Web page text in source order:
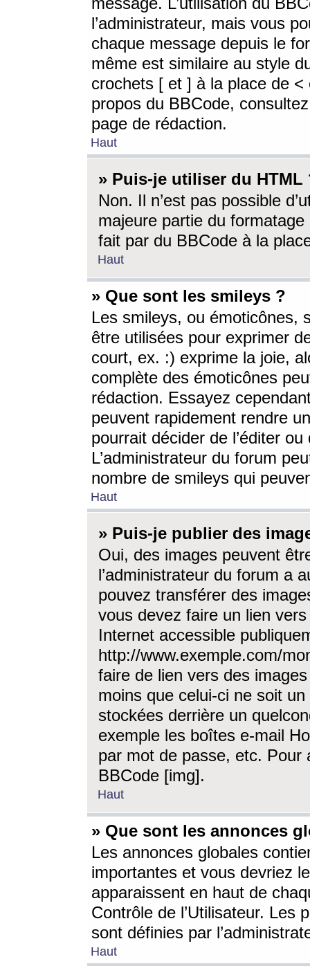
l’administrateur, mais vous
chaque message depuis le
même est similaire au style
crochets [ et ] à la place de <
propos du BBCode,
page de rédaction.
Haut
» Puis-je utiliser du HTML
Non. Il n’est pas possible
majeure partie du
fait par du BBCode à la
Haut
» Que sont les smileys ?
Les smileys, ou émoticônes,
être utilisées pour exprimer
court, ex. :) exprime la joie,
complète des émoticônes
rédaction. Essayez
peuvent rapidement rendre
pourrait décider de l’éditer
L’administrateur du forum
nombre de smileys qui
Haut
» Puis-je publier des
Oui, des images peuvent
l’administrateur du forum a
pouvez transférer des
vous devez faire un lien
Internet accessible
http://www.exemple.com/
faire de lien vers des
moins que celui-ci ne soit
stockées derrière un
exemple les boîtes e-mail
par mot de passe, etc. Pour
BBCode [img].
Haut
» Que sont les annonces
Les annonces globales
importantes et vous devriez
apparaissent en haut de
Contrôle de l’Utilisateur. Les
sont définies par
Haut